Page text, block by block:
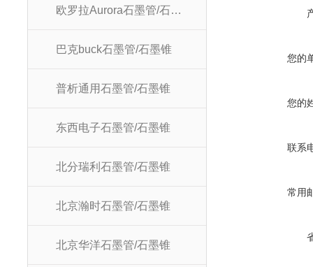
欧罗拉Aurora石墨管/石墨锥
巴克buck石墨管/石墨锥
普析通用石墨管/石墨锥
东西电子石墨管/石墨锥
北分瑞利石墨管/石墨锥
北京瀚时石墨管/石墨锥
北京华洋石墨管/石墨锥
您的
您的
联系
常用